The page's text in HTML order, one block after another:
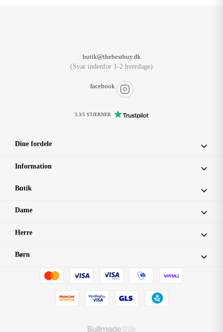
butik@thebestbuy.dk
(Svar indenfor 1-2 hverdage)
facebook
3.3/5 STJERNER
Dine fordele 
Information 
Butik 
Dame 
Herre 
Børn 